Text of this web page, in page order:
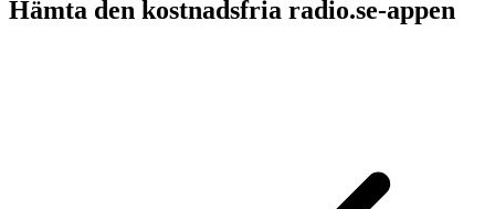
Hämta den kostnadsfria radio.se-appen